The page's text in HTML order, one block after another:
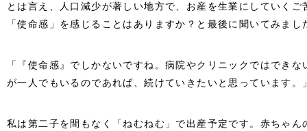
とは言え、人口減少が著しい地方で、お産を生業にしていく
「使命感」を感じることはありますか？と最後に聞いてみまし
「『使命感』でしかないですね。病院やクリニックではでき
が一人でもいるのであれば、続けていきたいと思っています。
私は第二子を間もなく「ねむねむ」で出産予定です。赤ちゃ